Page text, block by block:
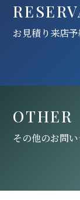
お見積り来店
OTHER
その他のお問